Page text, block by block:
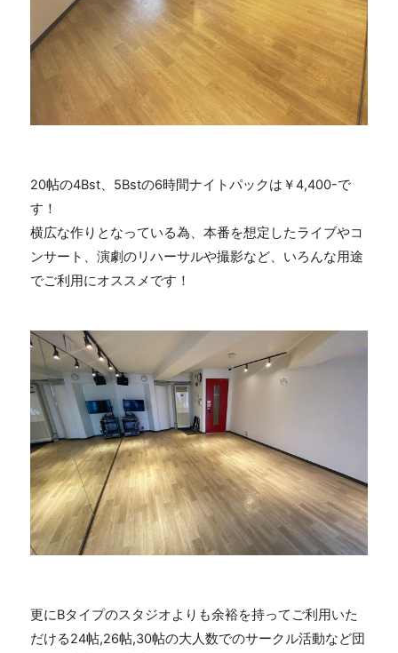
20帖の4Bst、5Bstの6時間ナイトパックは￥4,400-で
す！
横広な作りとなっている為、本番を想定したライブやコ
ンサート、演劇のリハーサルや撮影など、いろんな用途
でご利用にオススメです！
更にBタイプのスタジオよりも余裕を持ってご利用いた
だける24帖,26帖,30帖の大人数でのサークル活動など団